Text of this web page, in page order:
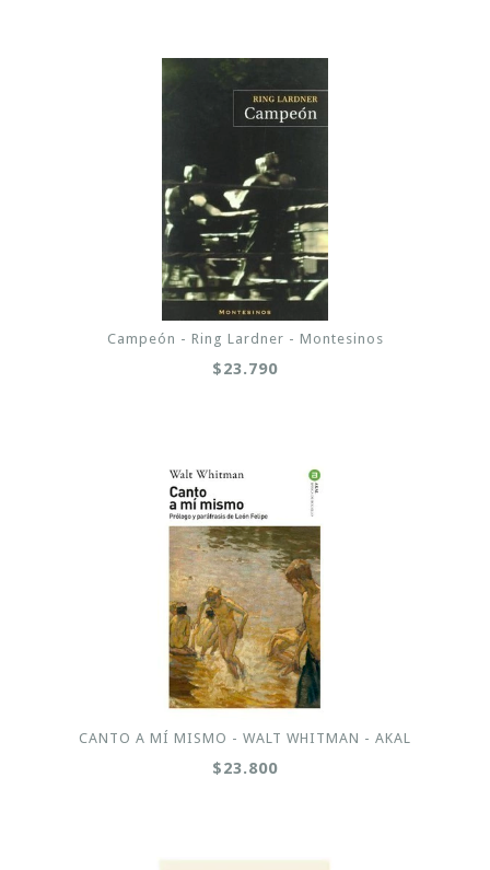
Campeón - Ring Lardner - Montesinos
$23.790
CANTO A MÍ MISMO - WALT WHITMAN - AKAL
$23.800